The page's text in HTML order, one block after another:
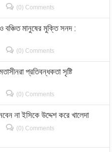
(0) Comments
বঞ্চিত মানুষের মুক্তি সনদ :
(0) Comments
প্রতিবন্ধকতা সৃষ্টি
(0) Comments
না ইসিকে উদ্দেশ করে খালেদা
(0) Comments